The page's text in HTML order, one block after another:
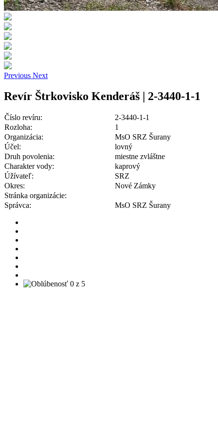
Previous Next
Revír Štrkovisko Kenderáš | 2-3440-1-1
Číslo revíru:
2-3440-1-1
Rozloha:
1
Organizácia:
MsO SRZ Šurany
Účel:
lovný
Druh povolenia:
miestne zvláštne
Charakter vody:
kaprový
Úžívateľ:
SRZ
Okres:
Nové Zámky
Stránka organizácie:
Správca:
MsO SRZ Šurany